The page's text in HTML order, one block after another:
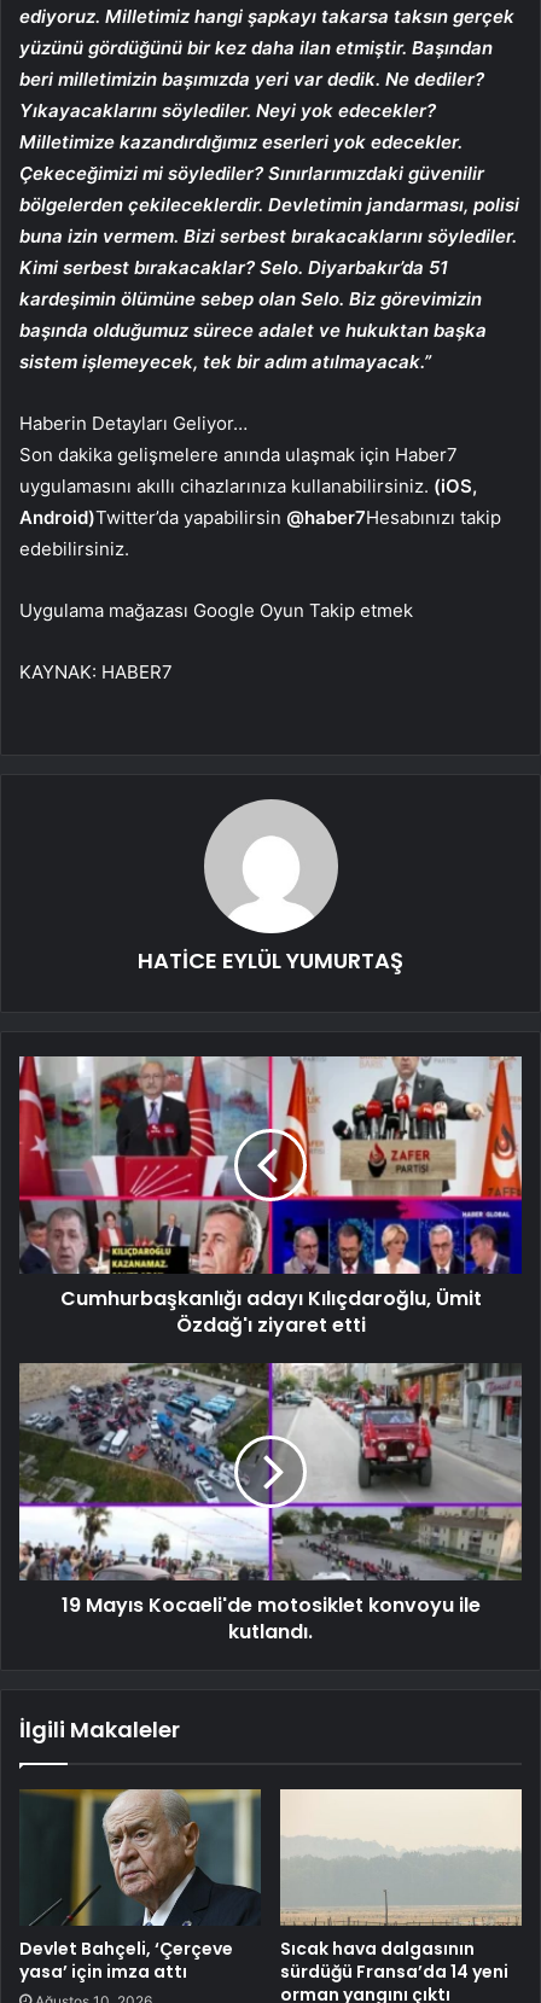
ediyoruz. Milletimiz hangi şapkayı takarsa taksın gerçek
yüzünü gördüğünü bir kez daha ilan etmiştir. Başından
beri milletimizin başımızda yeri var dedik. Ne dediler?
Yıkayacaklarını söylediler. Neyi yok edecekler?
Milletimize kazandırdığımız eserleri yok edecekler.
Çekeceğimizi mi söylediler? Sınırlarımızdaki güvenilir
bölgelerden çekileceklerdir. Devletimin jandarması, polisi
buna izin vermem. Bizi serbest bırakacaklarını söylediler.
Kimi serbest bırakacaklar? Selo. Diyarbakır’da 51
kardeşimin ölümüne sebep olan Selo. Biz görevimizin
başında olduğumuz sürece adalet ve hukuktan başka
sistem işlemeyecek, tek bir adım atılmayacak.”
Haberin Detayları Geliyor…
Son dakika gelişmelere anında ulaşmak için Haber7
uygulamasını akıllı cihazlarınıza kullanabilirsiniz. (iOS,
Android)Twitter’da yapabilirsin @haber7Hesabınızı takip
edebilirsiniz.
Uygulama mağazası Google Oyun Takip etmek
KAYNAK: HABER7
HATİCE EYLÜL YUMURTAŞ
Cumhurbaşkanlığı adayı Kılıçdaroğlu, Ümit
Özdağ'ı ziyaret etti
19 Mayıs Kocaeli'de motosiklet konvoyu ile
kutlandı.
İlgili Makaleler
Devlet Bahçeli, ‘Çerçeve
yasa’ için imza attı
Sıcak hava dalgasının
sürdüğü Fransa’da 14 yeni
orman yangını çıktı